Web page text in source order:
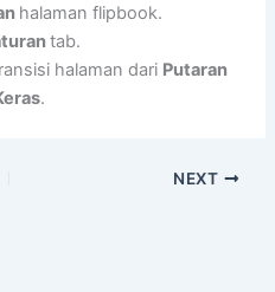
halaman flipbook.
tab.
halaman dari Putaran
.
NEXT